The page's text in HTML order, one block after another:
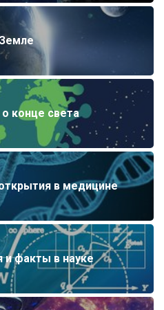
конце света
в медицине
и факты в науке